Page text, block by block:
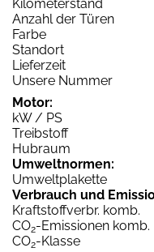
Kilometerstand
Anzahl der Türen
Farbe
Standort
Lieferzeit
Unsere Nummer
Motor:
kW / PS
Treibstoff
Hubraum
Umweltnormen:
Umweltplakette
Verbrauch und
Kraftstoffverbr. komb.
CO2-Emissionen komb.
CO2-Klasse